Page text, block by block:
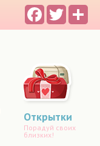
FacebookTwitter
Открытки
Порадуй своих
близких!